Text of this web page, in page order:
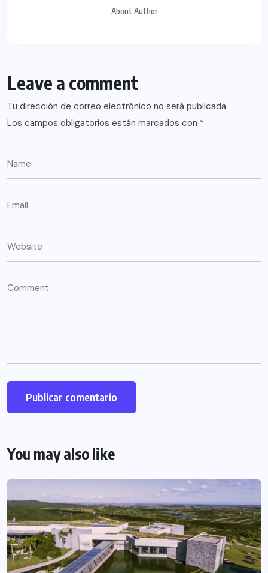
About Author
Leave a comment
Tu dirección de correo electrónico no será publicada.
Los campos obligatorios están marcados con *
You may also like